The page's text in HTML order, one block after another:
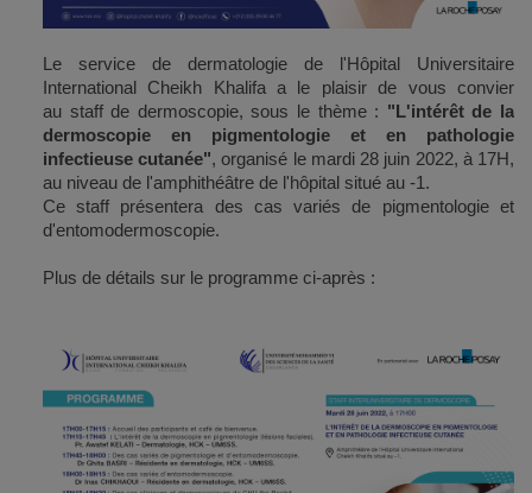
Le service de dermatologie de l'Hôpital Universitaire
International Cheikh Khalifa a le plaisir de vous convier
au staff de dermoscopie, sous le thème : "L'intérêt de la
dermoscopie en pigmentologie et en pathologie
infectieuse cutanée", organisé le mardi 28 juin 2022, à 17H,
au niveau de l'amphithéâtre de l'hôpital situé au -1.
Ce staff présentera des cas variés de pigmentologie et
d'entomodermoscopie.
Plus de détails sur le programme ci-après :